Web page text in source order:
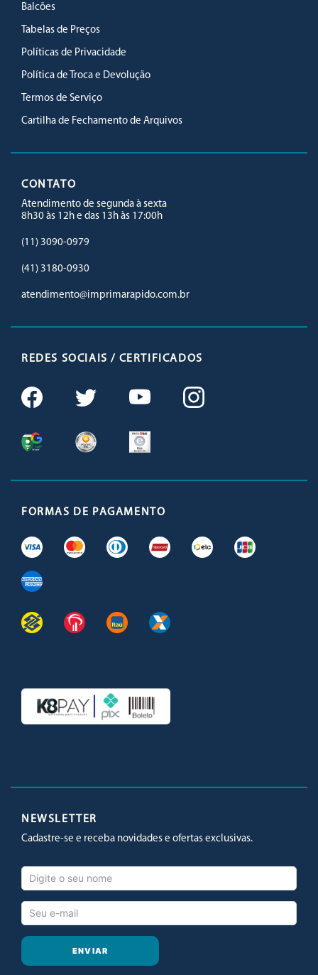
Balcões
Tabelas de Preços
Políticas de Privacidade
Política de Troca e Devolução
Termos de Serviço
Cartilha de Fechamento de Arquivos
CONTATO
Atendimento de segunda à sexta
8h30 às 12h e das 13h às 17:00h
(11) 3090-0979
(41) 3180-0930
atendimento@imprimarapido.com.br
REDES SOCIAIS / CERTIFICADOS
FORMAS DE PAGAMENTO
NEWSLETTER
Cadastre-se e receba novidades e ofertas exclusivas.
ENVIAR